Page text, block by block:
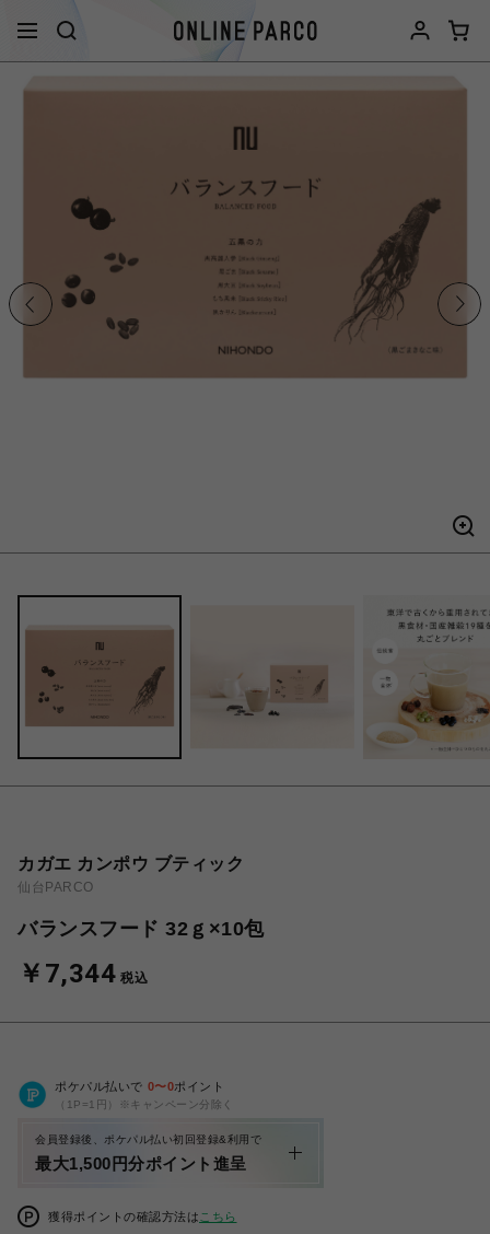
カガエ カンポウ ブティック
仙台PARCO
バランスフード 32ｇ×10包
￥7,344 税込
ポケパル払いで 0〜0ポイント
（1P=1円）※キャンペーン分除く
会員登録後、ポケパル払い初回登録&利用で
最大1,500円分ポイント進呈
獲得ポイントの確認方法は こちら